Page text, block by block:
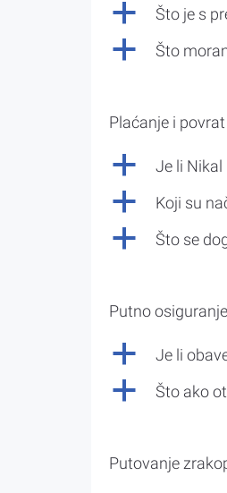
a Što je s
a Što
Plaćanje i
a Je li Nikal
a Koji su
a Što se
Putno osiguranje
a Je li
a Što ako
Putovanje